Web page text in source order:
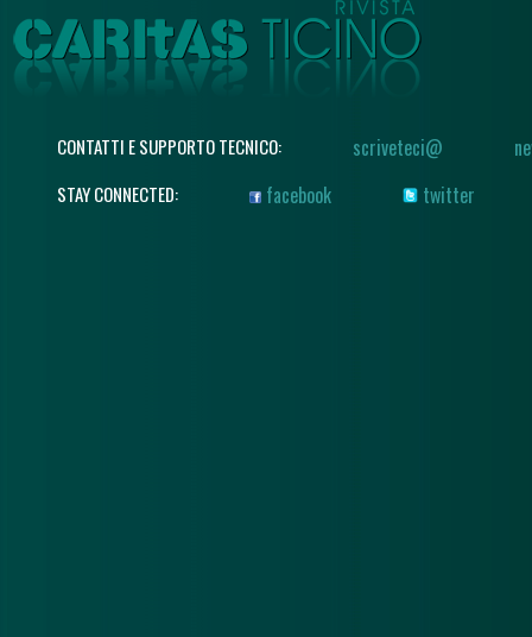
CONTATTI E SUPPORTO TECNICO: scriveteci@
STAY CONNECTED: facebook twitter